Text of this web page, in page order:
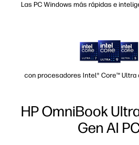
Las PC Windows más rápidas e
con procesadores Intel® Core™
HP OmniBook
Gen AI